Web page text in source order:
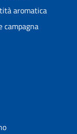
aromatica
campagna